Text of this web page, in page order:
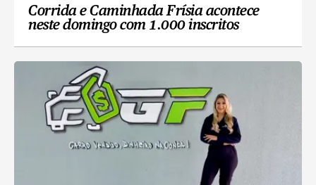
Corrida e Caminhada Frísia acontece
neste domingo com 1.000 inscritos